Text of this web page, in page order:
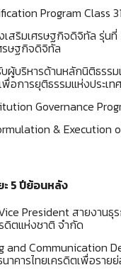
Program Class
สริมเศรษฐกิจดิจิทัล รุ่นที่
รษฐกิจดิจิทัล
ผู้บริหารด้านหลักนิติธรร
อการยุติธรรมแห่งประเท
Governance
& Execution
5 ปีย้อนหลัง
President สายงานธุ
ดิตแห่งชาติ จำกัด
and Communication
าคารไทยเครดิตเพื่อราย